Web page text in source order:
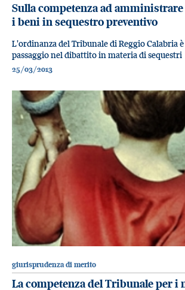
Sulla competenza ad amministrare
i beni in sequestro preventivo
L'ordinanza del Tribunale di Reggio Calabria
passaggio nel dibattito in materia di sequestri
25/03/2013
giurisprudenza di merito
La competenza del Tribunale per